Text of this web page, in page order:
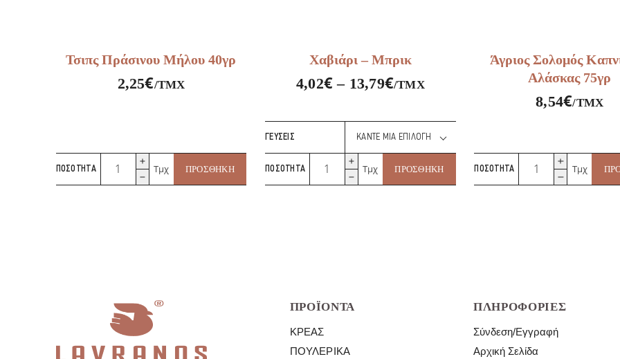
Τσιπς Πράσινου Μήλου 40γρ
2,25€/ΤΜΧ
ΠΟΣΌΤΗΤΑ
Πράσινου
Μήλου
Τμχ ΠΡΟΣΘΉΚΗ
Χαβιάρι – Μπρικ
4,02€ – 13,79€/ΤΜΧ
ΓΕΎΣΕΙΣ
ΠΟΣΌΤΗΤΑ
Χαβιάρι
Μπρικ
Τμχ ΠΡΟΣΘΉΚΗ
Άγριος Σολομός
Αλάσκας 75γρ
8,54€/ΤΜΧ
ΠΟΣΌΤΗΤΑ
Σολομός
Καπνιστός
Τμχ
ΠΡΟΪΌΝΤΑ
ΚΡΈΑΣ
ΠΟΥΛΕΡΙΚΆ
ΠΛΗΡΟΦΟΡΊΕΣ
Σύνδεση/Εγγραφή
Αρχική Σελίδα